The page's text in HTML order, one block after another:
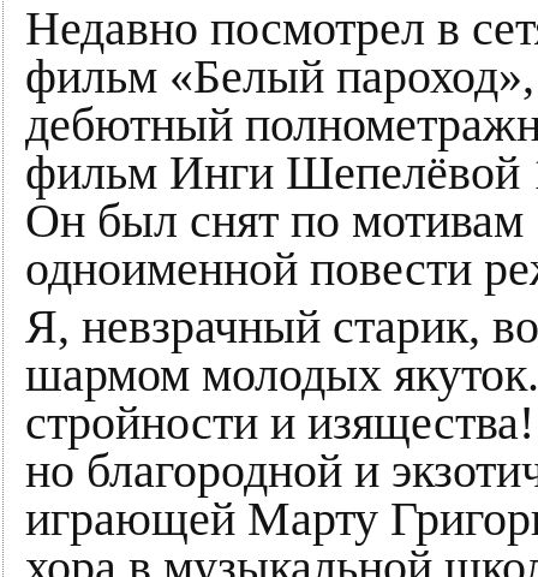
Недавно посмотрел в
фильм «Белый пароход»,
дебютный
фильм Инги Шепелёвой
Он был снят по мотивам
одноименной повести
Я, невзрачный старик,
шармом молодых
стройности и
но благородной и
играющей Марту